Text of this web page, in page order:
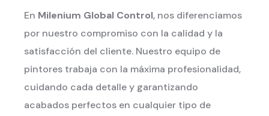
En Milenium Global Control, nos diferenciamos
por nuestro compromiso con la calidad y la
satisfacción del cliente. Nuestro equipo de
pintores trabaja con la máxima profesionalidad,
cuidando cada detalle y garantizando
acabados perfectos en cualquier tipo de